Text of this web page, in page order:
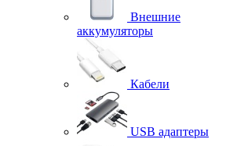
Внешние
аккумуляторы
Кабели
USB адаптеры